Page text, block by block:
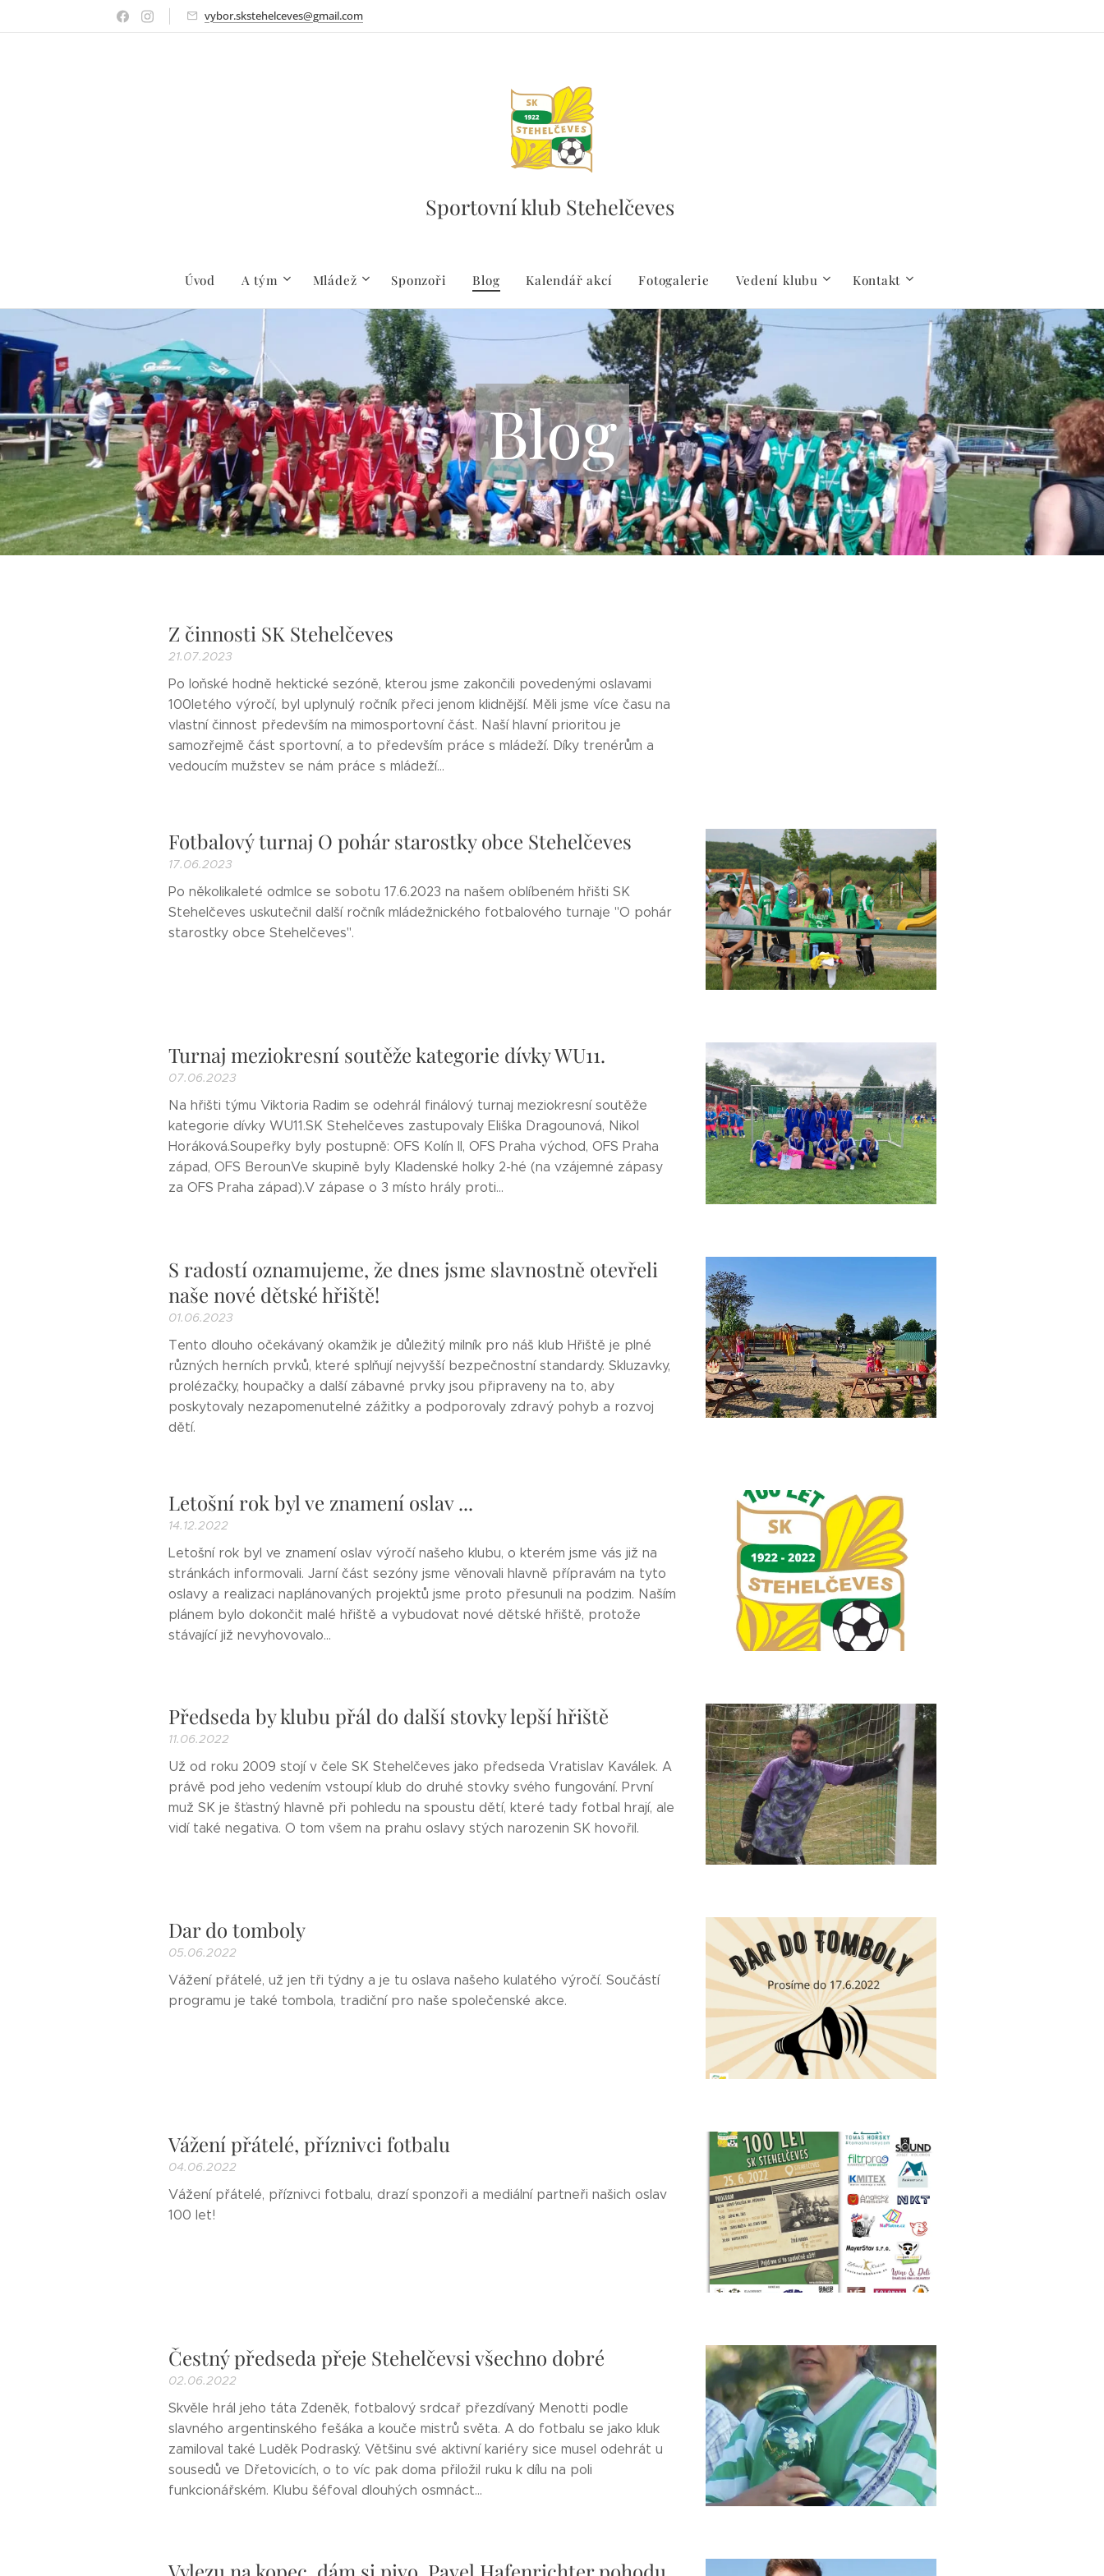
vybor.skstehelceves@gmail.com
Sportovní klub Stehelčeves
Úvod A tým Mládež Sponzoři Blog Kalendář akcí Fotogalerie Vedení klubu Kontakt
Blog
Z činnosti SK Stehelčeves
21.07.2023
Po loňské hodně hektické sezóně, kterou jsme zakončili povedenými oslavami
100letého výročí, byl uplynulý ročník přeci jenom klidnější. Měli jsme více času na
vlastní činnost především na mimosportovní část. Naší hlavní prioritou je
samozřejmě část sportovní, a to především práce s mládeží. Díky trenérům a
vedoucím mužstev se nám práce s mládeží...
Fotbalový turnaj O pohár starostky obce Stehelčeves
17.06.2023
Po několikaleté odmlce se sobotu 17.6.2023 na našem oblíbeném hřišti SK
Stehelčeves uskutečnil další ročník mládežnického fotbalového turnaje "O pohár
starostky obce Stehelčeves".
Turnaj meziokresní soutěže kategorie dívky WU11.
07.06.2023
Na hřišti týmu Viktoria Radim se odehrál finálový turnaj meziokresní soutěže
kategorie dívky WU11.SK Stehelčeves zastupovaly Eliška Dragounová, Nikol
Horáková.Soupeřky byly postupně: OFS Kolín II, OFS Praha východ, OFS Praha
západ, OFS BerounVe skupině byly Kladenské holky 2-hé (na vzájemné zápasy
za OFS Praha západ).V zápase o 3 místo hrály proti...
S radostí oznamujeme, že dnes jsme slavnostně otevřeli
naše nové dětské hřiště!
01.06.2023
Tento dlouho očekávaný okamžik je důležitý milník pro náš klub Hřiště je plné
různých herních prvků, které splňují nejvyšší bezpečnostní standardy. Skluzavky,
prolézačky, houpačky a další zábavné prvky jsou připraveny na to, aby
poskytovaly nezapomenutelné zážitky a podporovaly zdravý pohyb a rozvoj
dětí.
Letošní rok byl ve znamení oslav ...
14.12.2022
Letošní rok byl ve znamení oslav výročí našeho klubu, o kterém jsme vás již na
stránkách informovali. Jarní část sezóny jsme věnovali hlavně přípravám na tyto
oslavy a realizaci naplánovaných projektů jsme proto přesunuli na podzim. Naším
plánem bylo dokončit malé hřiště a vybudovat nové dětské hřiště, protože
stávající již nevyhovovalo...
Předseda by klubu přál do další stovky lepší hřiště
11.06.2022
Už od roku 2009 stojí v čele SK Stehelčeves jako předseda Vratislav Kaválek. A
právě pod jeho vedením vstoupí klub do druhé stovky svého fungování. První
muž SK je šťastný hlavně při pohledu na spoustu dětí, které tady fotbal hrají, ale
vidí také negativa. O tom všem na prahu oslavy stých narozenin SK hovořil.
Dar do tomboly
05.06.2022
Vážení přátelé, už jen tři týdny a je tu oslava našeho kulatého výročí. Součástí
programu je také tombola, tradiční pro naše společenské akce.
Vážení přátelé, příznivci fotbalu
04.06.2022
Vážení přátelé, příznivci fotbalu, drazí sponzoři a mediální partneři našich oslav
100 let!
Čestný předseda přeje Stehelčevsi všechno dobré
02.06.2022
Skvěle hrál jeho táta Zdeněk, fotbalový srdcař přezdívaný Menotti podle
slavného argentinského fešáka a kouče mistrů světa. A do fotbalu se jako kluk
zamiloval také Luděk Podraský. Většinu své aktivní kariéry sice musel odehrát u
sousedů ve Dřetovicích, o to víc pak doma přiložil ruku k dílu na poli
funkcionářském. Klubu šéfoval dlouhých osmnáct...